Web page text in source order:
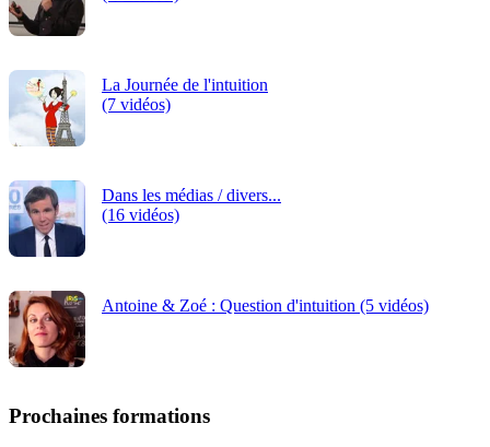
La Journée de l'intuition
(7 vidéos)
Dans les médias / divers...
(16 vidéos)
Antoine & Zoé : Question d'intuition (5 vidéos)
Prochaines formations